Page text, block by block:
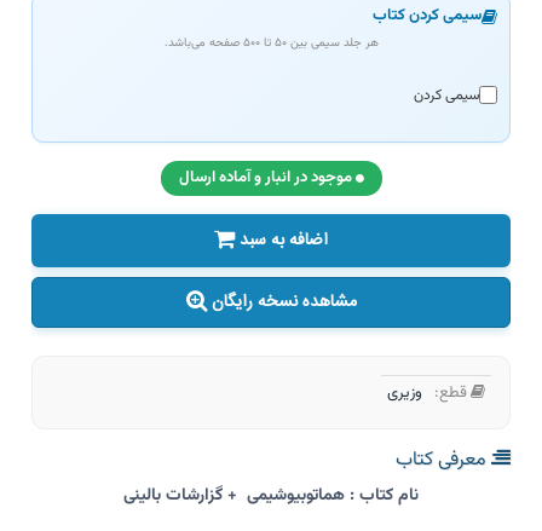
سیمی کردن کتاب
هر جلد سیمی بین ۵۰ تا ۵۰۰ صفحه می‌باشد.
سیمی کردن
موجود در انبار و آماده ارسال
اضافه به سبد
مشاهده نسخه رایگان
قطع: وزیری
معرفی کتاب
نام کتاب : هماتوبیوشیمی + گزارشات بالینی